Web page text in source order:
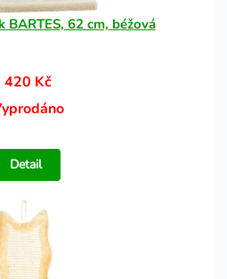
BARTES, 62 cm, béžová
420 Kč
Detail